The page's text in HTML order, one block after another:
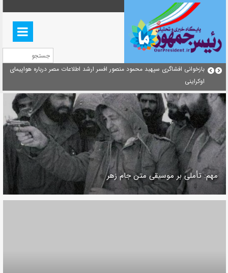
منشور گفتمان امام و انقلاب - 7 /بخش دوم : شرح پیام ۱۰
ای/ فصل پنجم: حفظ عزّت و کرامت انقلابی
بازخوانی افشاگری سپهبد محمود منصور افسر ارشد اطلاعات مصر درباره هواپیمای
اوکراینی
مهم: تأملی بر موسیقی متن جام زهر